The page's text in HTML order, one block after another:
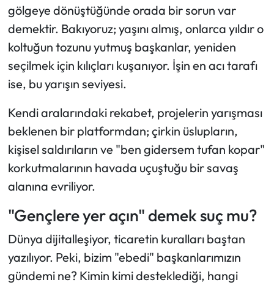
gölgeye dönüştüğünde orada bir sorun var
demektir. Bakıyoruz; yaşını almış, onlarca yıldır o
koltuğun tozunu yutmuş başkanlar, yeniden
seçilmek için kılıçları kuşanıyor. İşin en acı tarafı
ise, bu yarışın seviyesi.
Kendi aralarındaki rekabet, projelerin yarışması
beklenen bir platformdan; çirkin üslupların,
kişisel saldırıların ve "ben gidersem tufan kopar"
korkutmalarının havada uçuştuğu bir savaş
alanına evriliyor.
"Gençlere yer açın" demek suç mu?
Dünya dijitalleşiyor, ticaretin kuralları baştan
yazılıyor. Peki, bizim "ebedi" başkanlarımızın
gündemi ne? Kimin kimi desteklediği, hangi